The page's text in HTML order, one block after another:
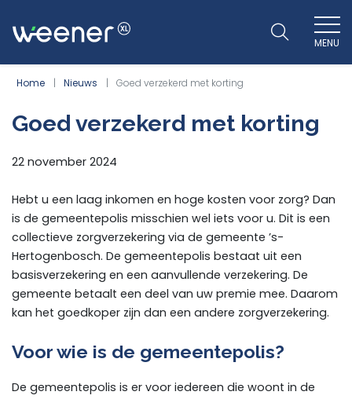
WEENER XL
MENU
Home Nieuws Goed verzekerd met korting
Goed verzekerd met korting
22 november 2024
Hebt u een laag inkomen en hoge kosten voor zorg? Dan
is de gemeentepolis misschien wel iets voor u. Dit is een
collectieve zorgverzekering via de gemeente ’s-
Hertogenbosch. De gemeentepolis bestaat uit een
basisverzekering en een aanvullende verzekering. De
gemeente betaalt een deel van uw premie mee. Daarom
kan het goedkoper zijn dan een andere zorgverzekering.
Voor wie is de gemeentepolis?
De gemeentepolis is er voor iedereen die woont in de